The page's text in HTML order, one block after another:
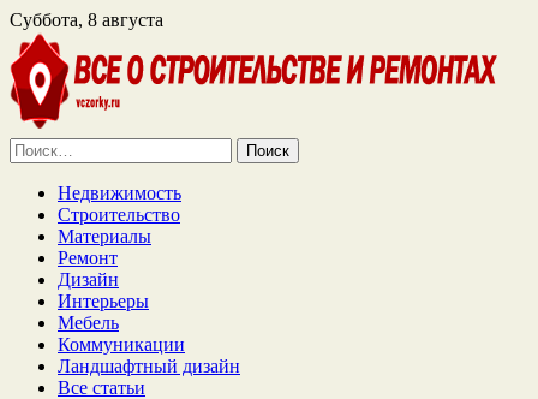
Суббота, 8 августа
Найти:
Недвижимость
Строительство
Материалы
Ремонт
Дизайн
Интерьеры
Мебель
Коммуникации
Ландшафтный дизайн
Все статьи